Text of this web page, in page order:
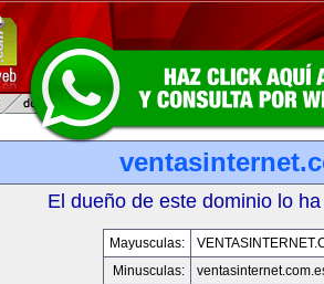
El dueño de este dominio lo
Mayusculas:
Minusculas: